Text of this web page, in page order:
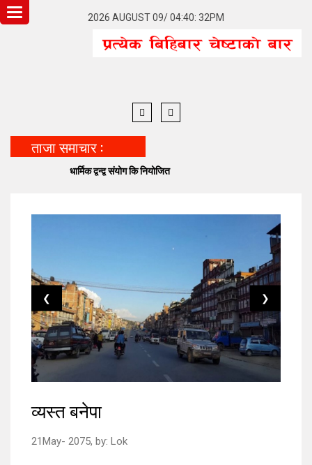
2026 AUGUST 09/ 04:40: 32PM
Toggle
navigation
ताजा समाचार :
धार्मिक द्वन्द्व संयोग कि नियोजित
❮ ❯
व्यस्त बनेपा
21May- 2075, by: Lok